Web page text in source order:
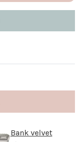
Bank velvet